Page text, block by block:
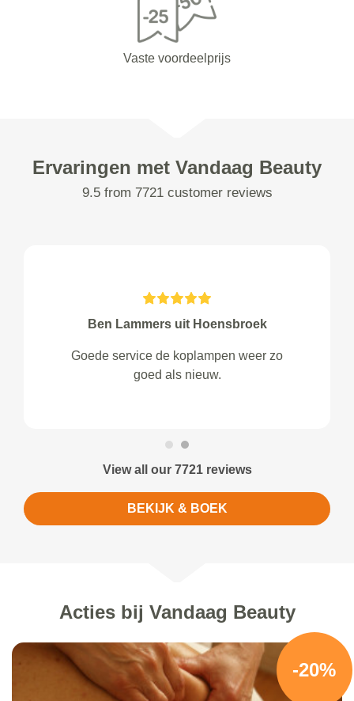
Vaste voordeelprijs
Ervaringen met Vandaag Beauty
9.5 from 7721 customer reviews
Ben Lammers uit Hoensbroek
Goede service de koplampen weer zo
goed als nieuw.
View all our 7721 reviews
BEKIJK & BOEK
Acties bij Vandaag Beauty
-20%